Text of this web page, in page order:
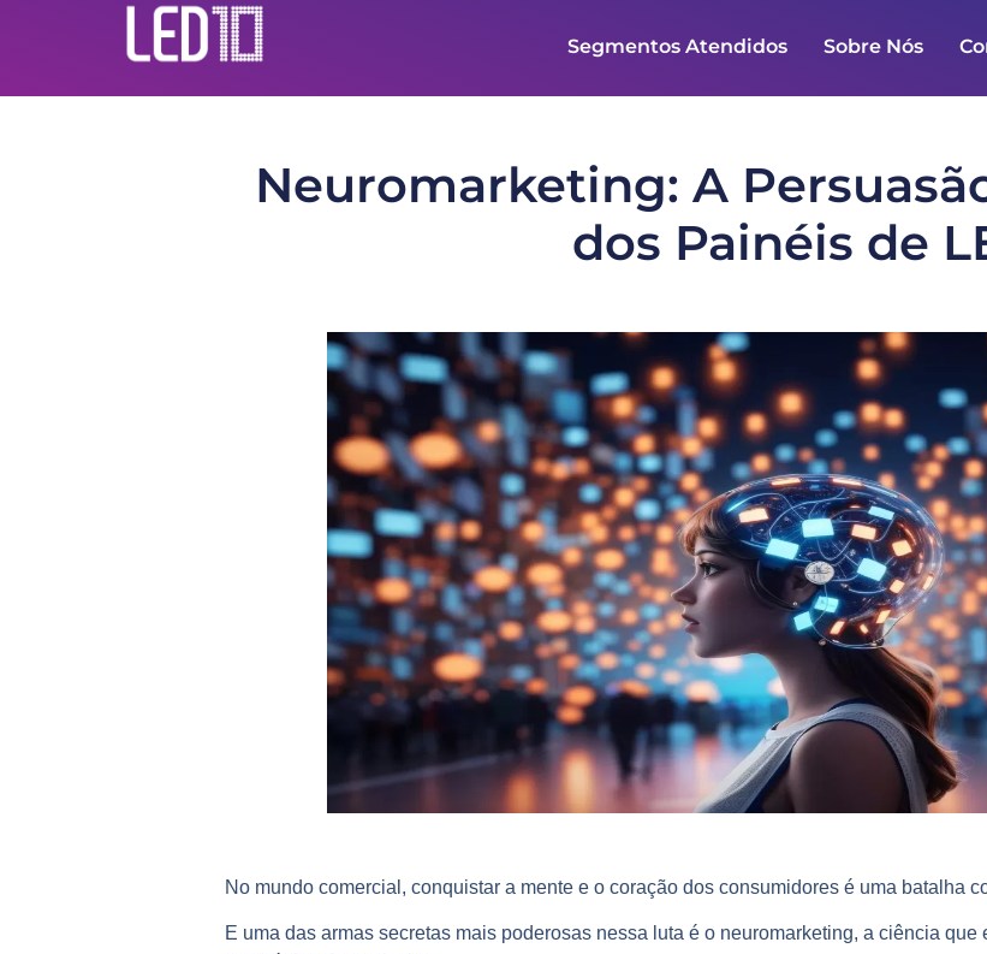
Segmentos Atendidos Sobre Nós
Neuromarketing: A
dos Painéis de
No mundo comercial, conquistar a mente e o coração dos consumidores é uma batalha
E uma das armas secretas mais poderosas nessa luta é o neuromarketing, a ciência